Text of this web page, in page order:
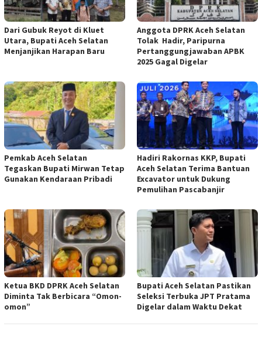
Dari Gubuk Reyot di Kluet
Utara, Bupati Aceh Selatan
Menjanjikan Harapan Baru
Anggota DPRK Aceh Selatan
Tolak Hadir, Paripurna
Pertanggungjawaban APBK
2025 Gagal Digelar
Pemkab Aceh Selatan
Tegaskan Bupati Mirwan Tetap
Gunakan Kendaraan Pribadi
Hadiri Rakornas KKP, Bupati
Aceh Selatan Terima Bantuan
Excavator untuk Dukung
Pemulihan Pascabanjir
Ketua BKD DPRK Aceh Selatan
Diminta Tak Berbicara “Omon-
omon”
Bupati Aceh Selatan Pastikan
Seleksi Terbuka JPT Pratama
Digelar dalam Waktu Dekat